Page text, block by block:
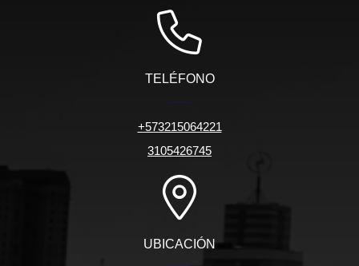
TELÉFONO
+573215064221
3105426745
UBICACIÓN